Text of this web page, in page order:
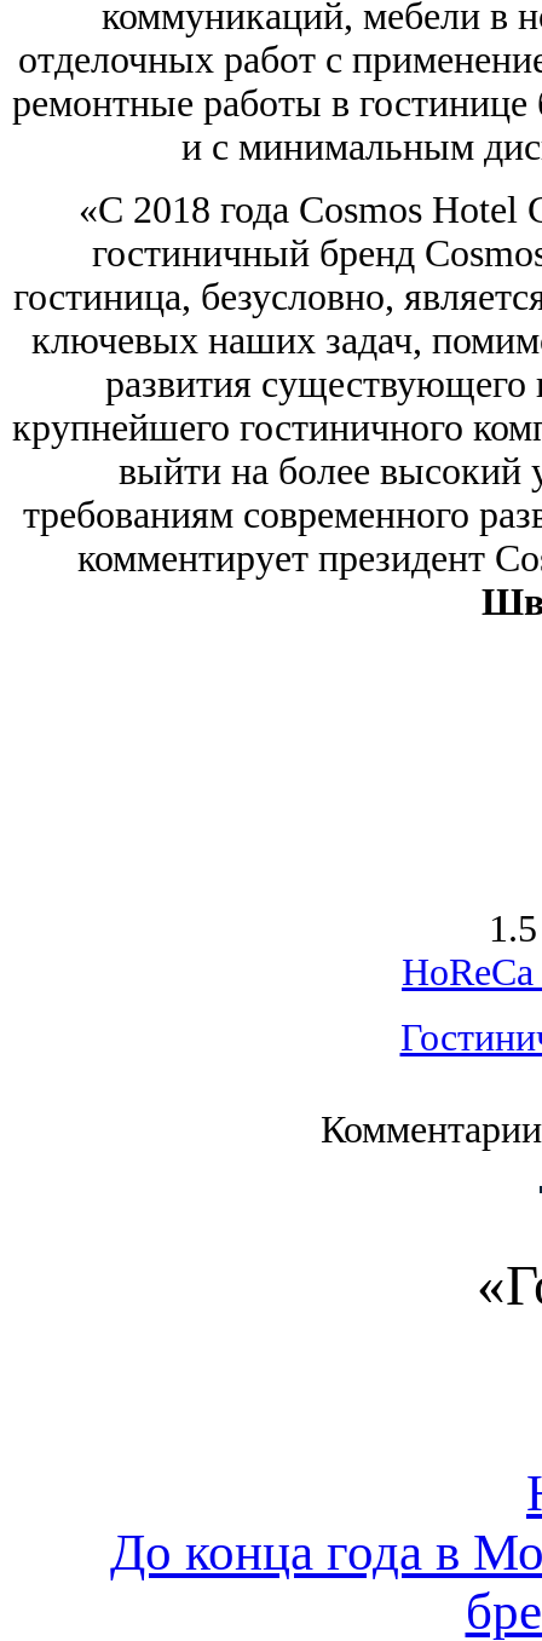
коммуникаций, мебели в
отделочных работ с
ремонтные работы в гостинице
и с минимальным
«С 2018 года Cosmos Hotel
гостиничный бренд
гостиница, безусловно,
ключевых наших задач,
развития
крупнейшего гостиничного
выйти на более высокий
требованиям современного
комментирует президент
До конца года в